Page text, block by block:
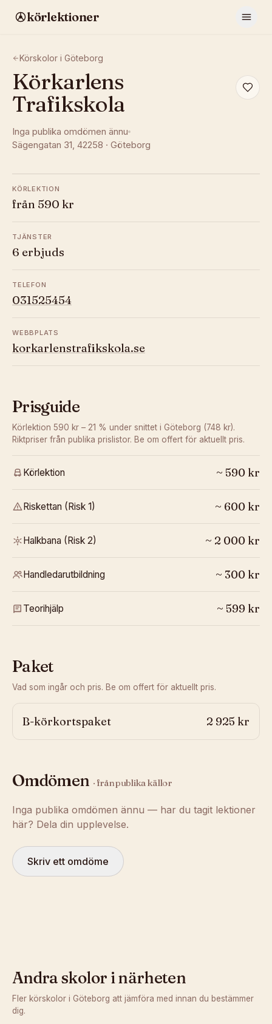
körlektioner
Körskolor i Göteborg
Körkarlens
Trafikskola
Inga publika omdömen ännu
Sägengatan 31, 42258 · Göteborg
KÖRLEKTION
från 590 kr
TJÄNSTER
6 erbjuds
TELEFON
031525454
WEBBPLATS
korkarlenstrafikskola.se
Prisguide
Körlektion 590 kr – 21 % under snittet i Göteborg (748 kr).
Riktpriser från publika prislistor. Be om offert för aktuellt pris.
Körlektion ~ 590 kr
Riskettan (Risk 1) ~ 600 kr
Halkbana (Risk 2) ~ 2 000 kr
Handledarutbildning ~ 300 kr
Teorihjälp ~ 599 kr
Paket
Vad som ingår och pris. Be om offert för aktuellt pris.
B-körkortspaket 2 925 kr
Omdömen · från publika källor
Inga publika omdömen ännu — har du tagit lektioner
här? Dela din upplevelse.
Skriv ett omdöme
Andra skolor i närheten
Fler körskolor i Göteborg att jämföra med innan du bestämmer
dig.